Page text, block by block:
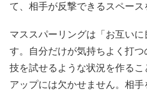
て、相手が反撃できるスペース
マススパーリングは「お互い
す。自分だけが気持ちよく打
技を試せるような状況を作る
アップには欠かせません。相手